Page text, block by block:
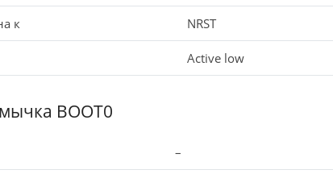
к NRST
Active low
BOOT0
–